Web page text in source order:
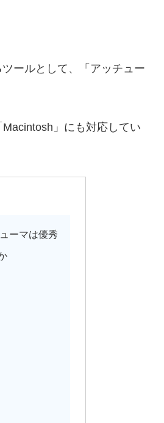
ールとして、「アッチュー
」にも対応してい
ーマは優秀